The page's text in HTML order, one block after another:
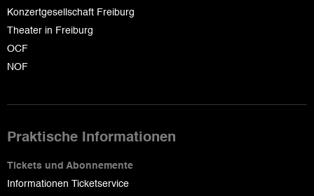
Konzertgesellschaft Freiburg
Theater in Freiburg
OCF
NOF
Praktische Informationen
Tickets und Abonnemente
Informationen Ticketservice